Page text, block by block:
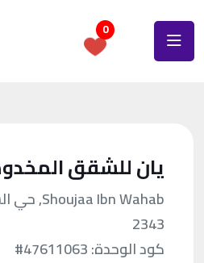
0
يان للشقق
2343
كود الوحدة:#47611063